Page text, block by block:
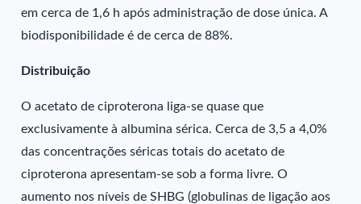
em cerca de 1,6 h após administração de dose única. A
biodisponibilidade é de cerca de 88%.
Distribuição
O acetato de ciproterona liga-se quase que
exclusivamente à albumina sérica. Cerca de 3,5 a 4,0%
das concentrações séricas totais do acetato de
ciproterona apresentam-se sob a forma livre. O
aumento nos níveis de SHBG (globulinas de ligação aos